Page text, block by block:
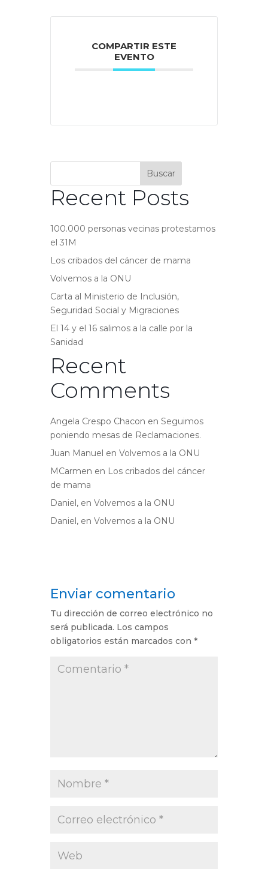
COMPARTIR ESTE
EVENTO
Buscar
Recent Posts
100.000 personas vecinas protestamos
el 31M
Los cribados del cáncer de mama
Volvemos a la ONU
Carta al Ministerio de Inclusión,
Seguridad Social y Migraciones
El 14 y el 16 salimos a la calle por la
Sanidad
Recent
Comments
Angela Crespo Chacon en Seguimos
poniendo mesas de Reclamaciones.
Juan Manuel en Volvemos a la ONU
MCarmen en Los cribados del cáncer
de mama
Daniel, en Volvemos a la ONU
Daniel, en Volvemos a la ONU
Enviar comentario
Tu dirección de correo electrónico no
será publicada. Los campos
obligatorios están marcados con *